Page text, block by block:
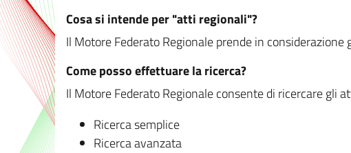
Cosa si intende per "atti regionali"?
Il Motore Federato Regionale prende in
Come posso effettuare la ricerca?
Il Motore Federato Regionale consente di ricercare gli
Ricerca semplice
Ricerca avanzata